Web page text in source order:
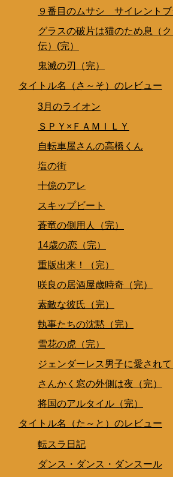
９番目のムサシ サイレントブ
グラスの破片は猫のため息（
伝）(完）
鬼滅の刃（完）
タイトル名（さ～そ）のレビュー
3月のライオン
ＳＰＹ×ＦＡＭＩＬＹ
自転車屋さんの高橋くん
塩の街
十億のアレ
スキップビート
蒼竜の側用人（完）
14歳の恋（完）
重版出来！（完）
咲良の居酒屋歳時奇（完）
素敵な彼氏（完）
執事たちの沈黙（完）
雪花の虎（完）
ジェンダーレス男子に愛されて
さんかく窓の外側は夜（完）
将国のアルタイル（完）
タイトル名（た～と）のレビュー
転スラ日記
ダンス・ダンス・ダンスール